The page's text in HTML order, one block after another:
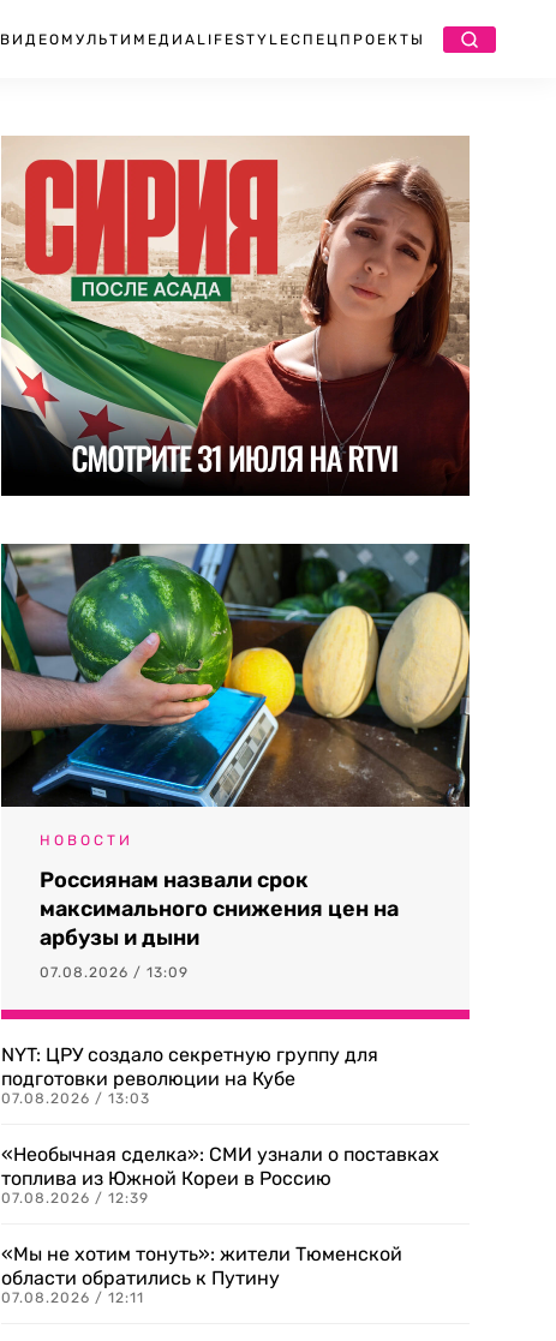
ВИДЕО МУЛЬТИМЕДИА LIFESTYLEСПЕЦПРОЕКТЫ
НОВОСТИ
Россиянам назвали срок
максимального снижения цен на
арбузы и дыни
07.08.2026 / 13:09
NYT: ЦРУ создало секретную группу для
подготовки революции на Кубе
07.08.2026 / 13:03
«Необычная сделка»: СМИ узнали о поставках
топлива из Южной Кореи в Россию
07.08.2026 / 12:39
«Мы не хотим тонуть»: жители Тюменской
области обратились к Путину
07.08.2026 / 12:11